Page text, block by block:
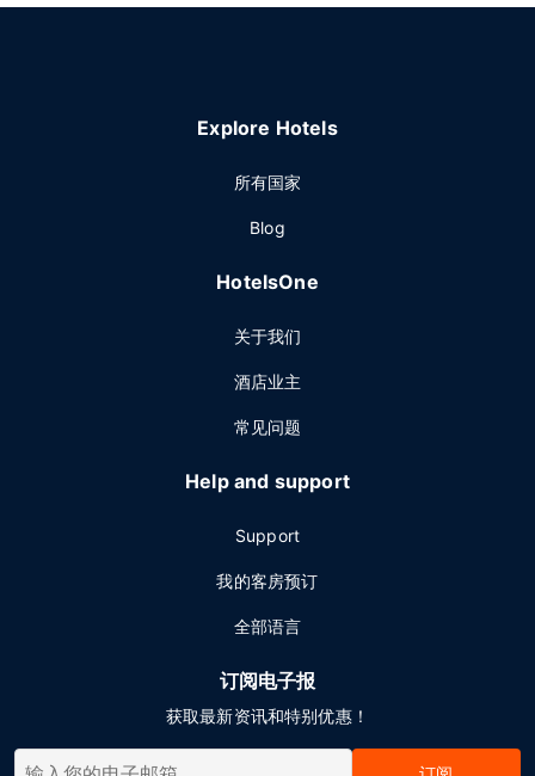
Explore Hotels
所有国家
Blog
HotelsOne
关于我们
酒店业主
常见问题
Help and support
Support
我的客房预订
全部语言
订阅电子报
获取最新资讯和特别优惠！